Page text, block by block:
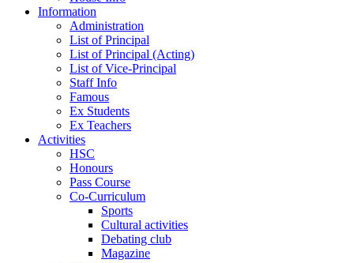
Information
Administration
List of Principal
List of Principal (Acting)
List of Vice-Principal
Staff Info
Famous
Ex Students
Ex Teachers
Activities
HSC
Honours
Pass Course
Co-Curriculum
Sports
Cultural activities
Debating club
Magazine